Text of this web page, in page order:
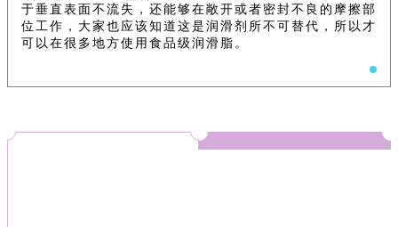
于垂直表面不流失，还能够在敞开或者密封不良的摩擦部
位工作，大家也应该知道这是润滑剂所不可替代，所以才
可以在很多地方使用食品级润滑脂。